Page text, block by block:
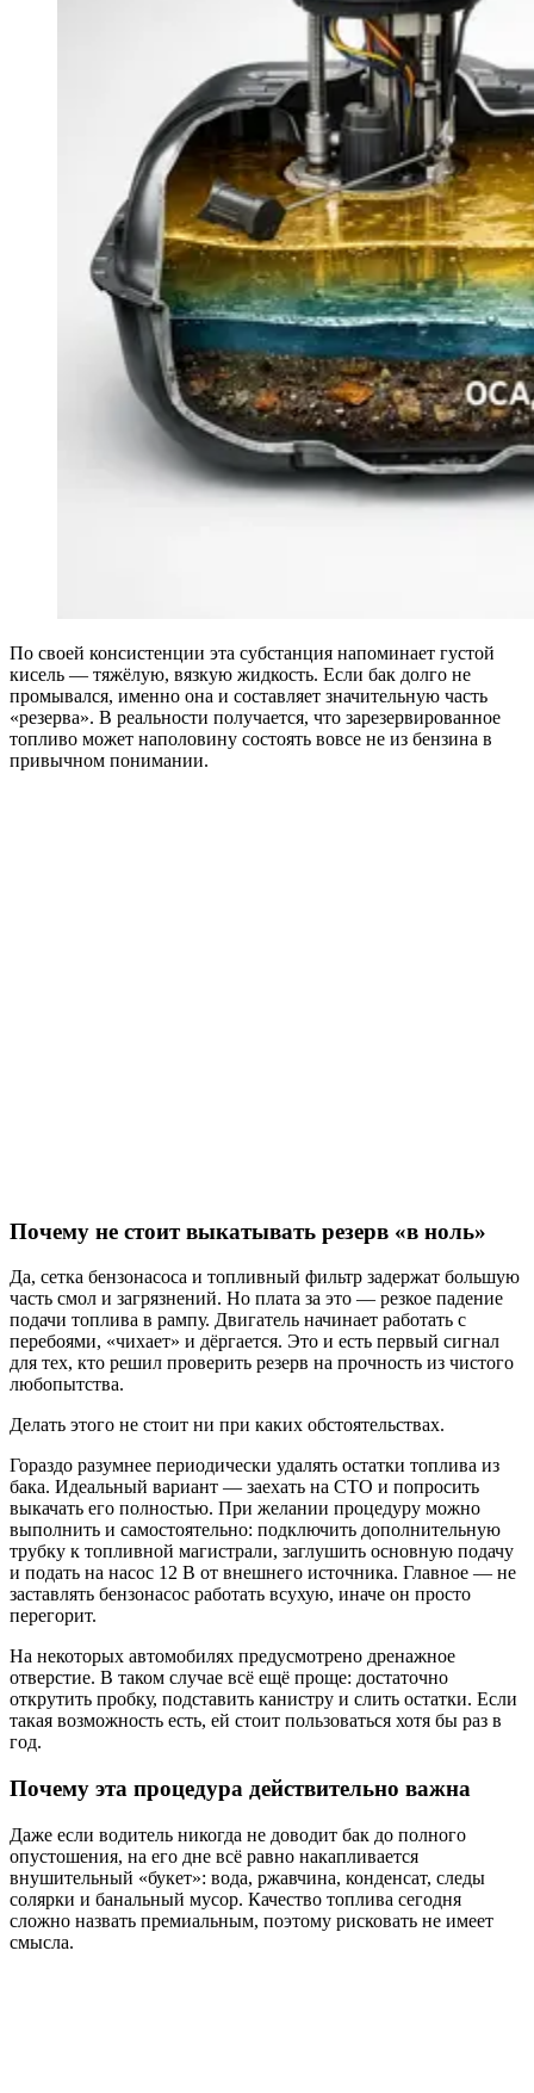
По своей консистенции эта субстанция напоминает густой
кисель — тяжёлую, вязкую жидкость. Если бак долго не
промывался, именно она и составляет значительную часть
«резерва». В реальности получается, что зарезервированное
топливо может наполовину состоять вовсе не из бензина в
привычном понимании.
Почему не стоит выкатывать резерв «в ноль»
Да, сетка бензонасоса и топливный фильтр задержат большую
часть смол и загрязнений. Но плата за это — резкое падение
подачи топлива в рампу. Двигатель начинает работать с
перебоями, «чихает» и дёргается. Это и есть первый сигнал
для тех, кто решил проверить резерв на прочность из чистого
любопытства.
Делать этого не стоит ни при каких обстоятельствах.
Гораздо разумнее периодически удалять остатки топлива из
бака. Идеальный вариант — заехать на СТО и попросить
выкачать его полностью. При желании процедуру можно
выполнить и самостоятельно: подключить дополнительную
трубку к топливной магистрали, заглушить основную подачу
и подать на насос 12 В от внешнего источника. Главное — не
заставлять бензонасос работать всухую, иначе он просто
перегорит.
На некоторых автомобилях предусмотрено дренажное
отверстие. В таком случае всё ещё проще: достаточно
открутить пробку, подставить канистру и слить остатки. Если
такая возможность есть, ей стоит пользоваться хотя бы раз в
год.
Почему эта процедура действительно важна
Даже если водитель никогда не доводит бак до полного
опустошения, на его дне всё равно накапливается
внушительный «букет»: вода, ржавчина, конденсат, следы
солярки и банальный мусор. Качество топлива сегодня
сложно назвать премиальным, поэтому рисковать не имеет
смысла.